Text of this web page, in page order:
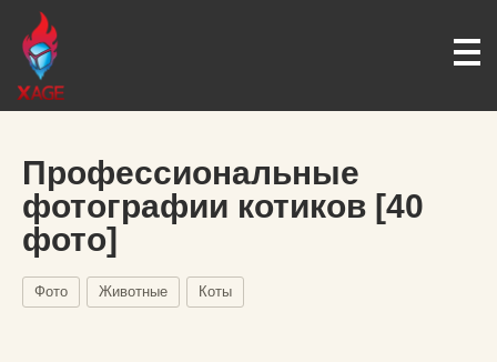
Профессиональные
фотографии котиков [40
фото]
Фото Животные Коты